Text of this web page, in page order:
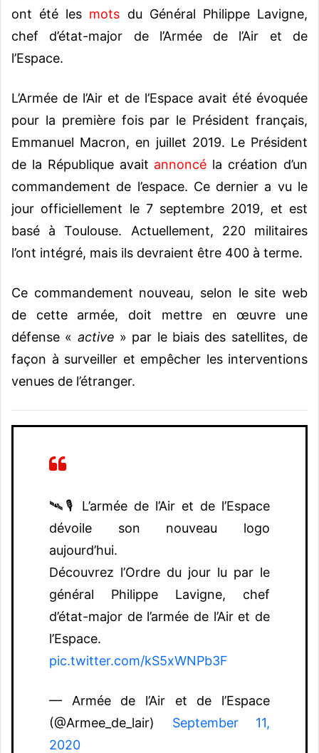
ont été les mots du Général Philippe Lavigne,
chef d’état-major de l’Armée de l’Air et de
l’Espace.
L’Armée de l’Air et de l’Espace avait été évoquée
pour la première fois par le Président français,
Emmanuel Macron, en juillet 2019. Le Président
de la République avait annoncé la création d’un
commandement de l’espace. Ce dernier a vu le
jour officiellement le 7 septembre 2019, et est
basé à Toulouse. Actuellement, 220 militaires
l’ont intégré, mais ils devraient être 400 à terme.
Ce commandement nouveau, selon le site web
de cette armée, doit mettre en œuvre une
défense « active » par le biais des satellites, de
façon à surveiller et empêcher les interventions
venues de l’étranger.
🛰🎙 L’armée de l’Air et de l’Espace
dévoile son nouveau logo
aujourd’hui.
Découvrez l’Ordre du jour lu par le
général Philippe Lavigne, chef
d’état-major de l’armée de l’Air et de
l’Espace.
pic.twitter.com/kS5xWNPb3F
— Armée de l’Air et de l’Espace
(@Armee_de_lair) September 11,
2020